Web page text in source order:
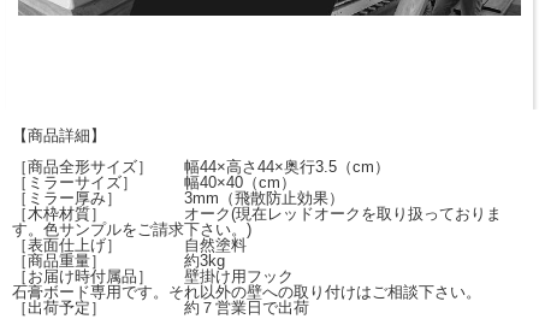
【商品詳細】
［商品全形サイズ］ 幅44×高さ44×奥行3.5（cm）
［ミラーサイズ］ 幅40×40（cm）
［ミラー厚み］ 3mm（飛散防止効果）
［木枠材質］ オーク(現在レッドオークを取り扱っておりま
す。色サンプルをご請求下さい。)
［表面仕上げ］ 自然塗料
［商品重量］ 約3kg
［お届け時付属品］ 壁掛け用フック
石膏ボード専用です。それ以外の壁への取り付けはご相談下さい。
［出荷予定］ 約７営業日で出荷